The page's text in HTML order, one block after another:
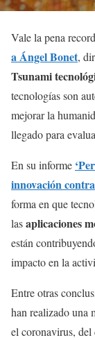
Vale la pena
a Ángel Bonet,
Tsunami
tecnologías son
mejorar la
llegado para
En su informe
innovación
forma en que
lasaplicaciones
están
impacto en la
Entre otras
han realizado una
el coronavirus, del